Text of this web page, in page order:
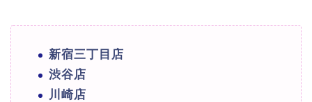
新宿三丁目店
渋谷店
川崎店